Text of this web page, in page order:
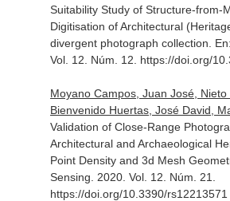
Suitability Study of Structure-from-
Digitisation of Architectural
divergent photograph collection.
Vol. 12. Núm. 12. https://doi.org/
Moyano Campos, Juan José, Nieto
Bienvenido Huertas, José David,
Validation of Close-Range
Architectural and Archaeological
Point Density and 3d Mesh
Sensing . 2020. Vol. 12. Núm. 21.
https://doi.org/10.3390/rs12213571